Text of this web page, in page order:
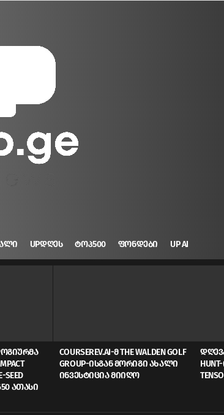
UPᲓᲦᲔᲡ ᲢᲝᲞ500 ᲤᲝᲜᲓᲔᲑᲘ UP AI
SEED
ᲐᲗᲐᲡᲘ
COURSEREV.AI-Მ THE WALDEN GOLF
GROUP-ᲘᲡᲒᲐᲜ ᲛᲝᲠᲘᲒᲘ ᲐᲮᲐᲚᲘ
ᲘᲜᲕᲔᲡᲢᲘᲪᲘᲐ ᲛᲘᲘᲦᲝ